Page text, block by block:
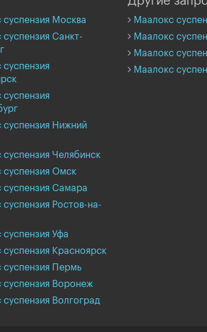
суспензия Москва
Санкт-
суспензия Нижний
Челябинск
суспензия Омск
суспензия Самара
Ростов-на-
Уфа
Красноярск
суспензия Пермь
суспензия Воронеж
Волгоград
Маалокс
Маалокс
Маалокс
Маалокс